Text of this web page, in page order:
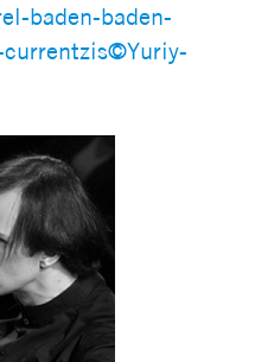
baden-baden-